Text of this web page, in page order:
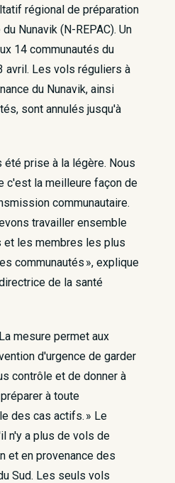
régional de préparation
Nunavik (N-REPAC). Un
14 communautés du
avril. Les vols réguliers à
du Nunavik, ainsi
sont annulés jusqu'à
été prise à la légère. Nous
c'est la meilleure façon de
communautaire.
travailler ensemble
et les membres les plus
communautés », explique
de la santé
mesure permet aux
d'urgence de garder
contrôle et de donner à
à toute
des cas actifs. » Le
n'y a plus de vols de
et en provenance des
Sud. Les seuls vols